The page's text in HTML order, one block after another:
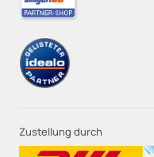
Zustellung durch